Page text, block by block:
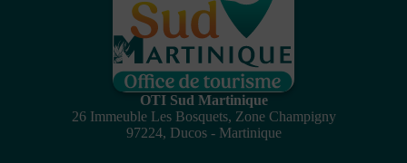
OTI Sud Martinique
26 Immeuble Les Bosquets, Zone Champigny
97224, Ducos - Martinique